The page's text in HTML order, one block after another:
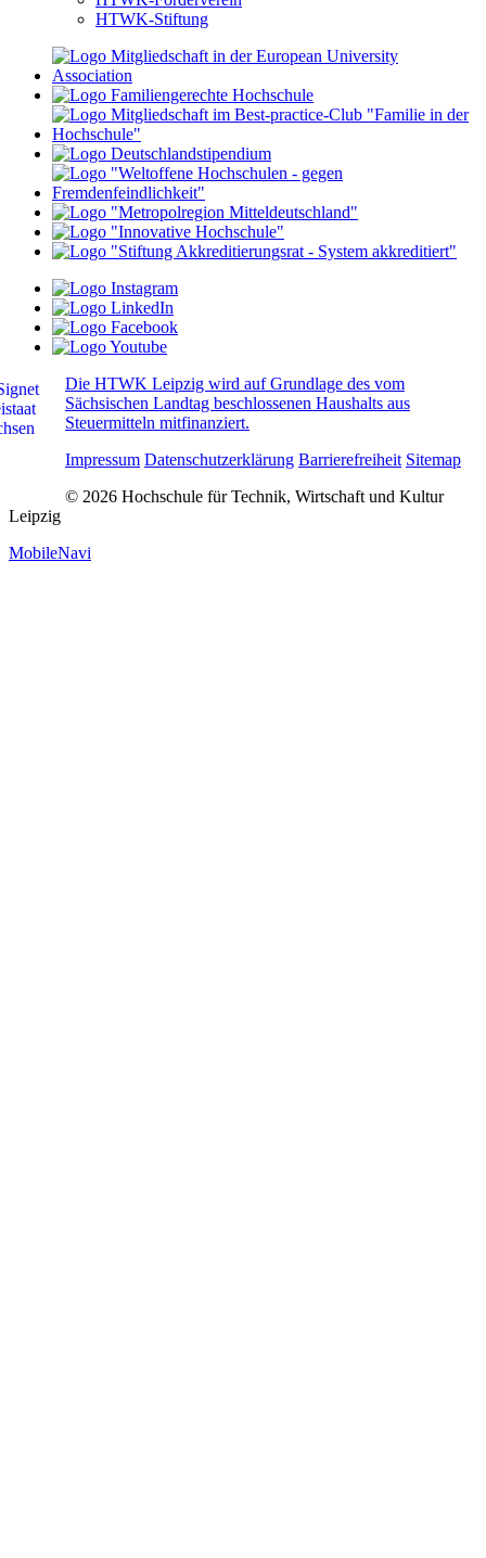
HTWK-Stiftung
Die HTWK Leipzig wird auf Grundlage des vom
Sächsischen Landtag beschlossenen Haushalts aus
Steuermitteln mitfinanziert.
Impressum Datenschutzerklärung Barrierefreiheit Sitemap
© 2026 Hochschule für Technik, Wirtschaft und Kultur
Leipzig
MobileNavi